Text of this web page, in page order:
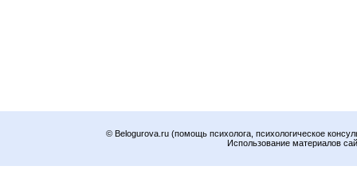
© Belogurova.ru (помощь психолога, психологическое
Использование материалов